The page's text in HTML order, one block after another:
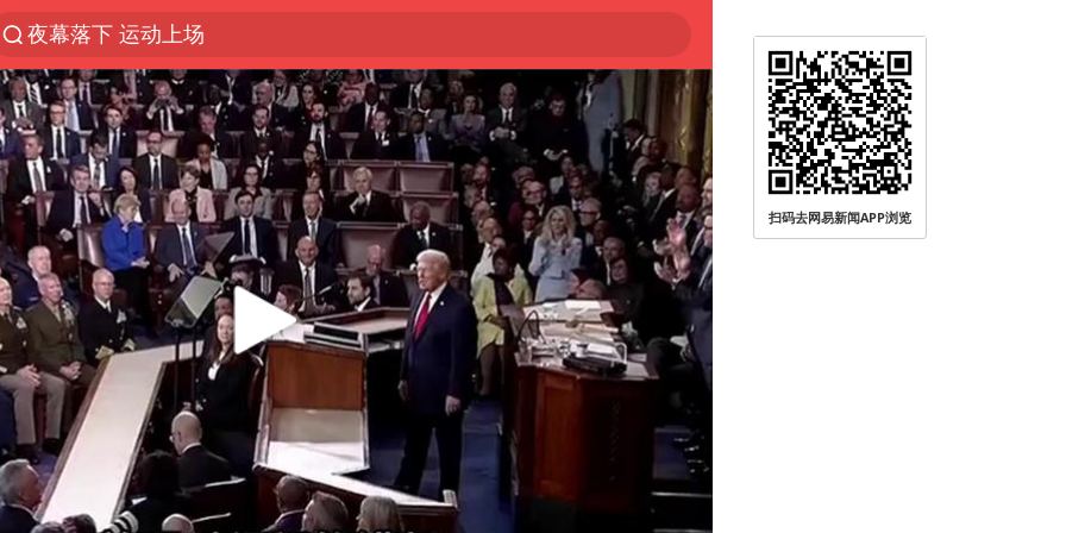
夜幕落下 运动上场
泰交通部副部长回应中国人遭歧视手势
改名后的“青海拉面”店
段绚竞因公牺牲 年仅44岁
1岁宝宝碰坏纸巾盒 宝妈被索赔924元
女子开一天一夜空调后二氧化碳中毒
男子结婚8年3个女儿均非亲生
“空调24小时开着更省电”不实
“不建议大家买深色蛋糕”
台风白海豚逼近 暴雨大暴雨来袭
男子杀人后逃进深山21年活得像野人
扫码去网易新闻APP浏览